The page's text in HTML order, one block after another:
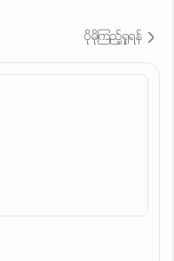
ပိုမိုကြည့်ရှုရန်